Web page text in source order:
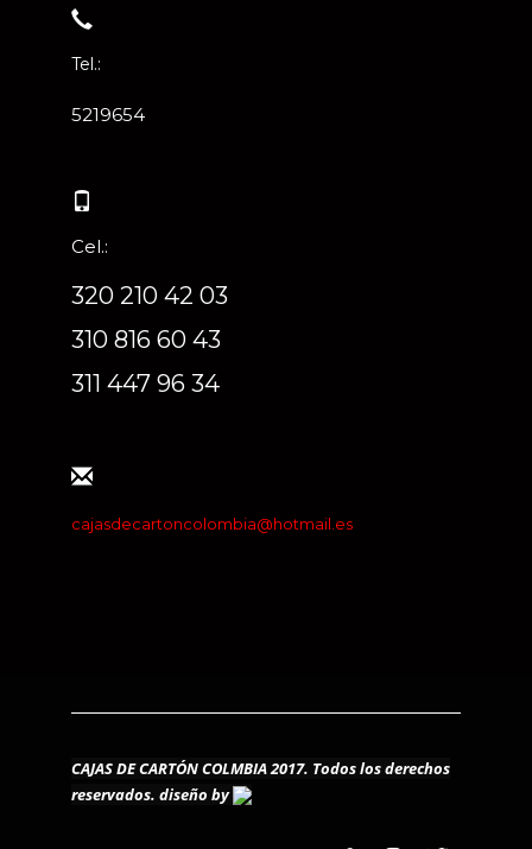
Tel.:
5219654
Cel.:
320 210 42 03
310 816 60 43
311 447 96 34
cajasdecartoncolombia@hotmail.es
CAJAS DE CARTÓN COLMBIA 2017. Todos los derechos
reservados. diseño by